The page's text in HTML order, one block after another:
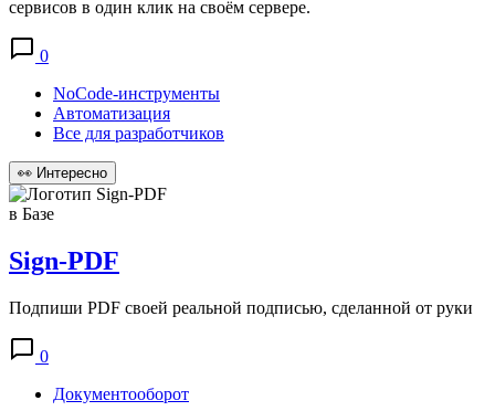
сервисов в один клик на своём сервере.
0
NoCode-инструменты
Автоматизация
Все для разработчиков
👀 Интересно
в Базе
Sign-PDF
Подпиши PDF своей реальной подписью, сделанной от руки
0
Документооборот